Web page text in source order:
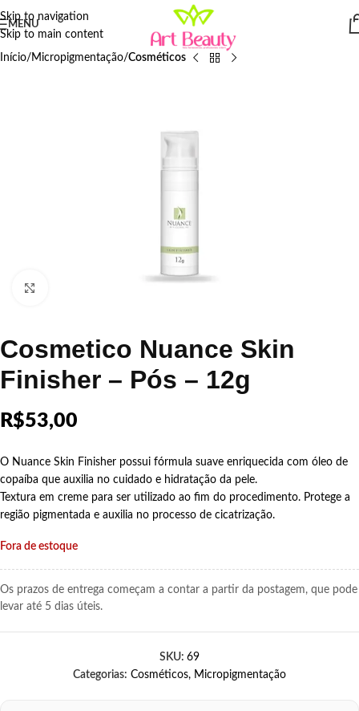
Skip to navigation
Skip to main content
MENU
Início Micropigmentação Cosméticos
Cosmetico Nuance Skin
Finisher – Pós – 12g
R$53,00
O Nuance Skin Finisher possui fórmula suave enriquecida com óleo de
copaíba que auxilia no cuidado e hidratação da pele.
Textura em creme para ser utilizado ao fim do procedimento. Protege a
região pigmentada e auxilia no processo de cicatrização.
Fora de estoque
Os prazos de entrega começam a contar a partir da postagem, que pode
levar até 5 dias úteis.
SKU: 69
Categorias: Cosméticos, Micropigmentação